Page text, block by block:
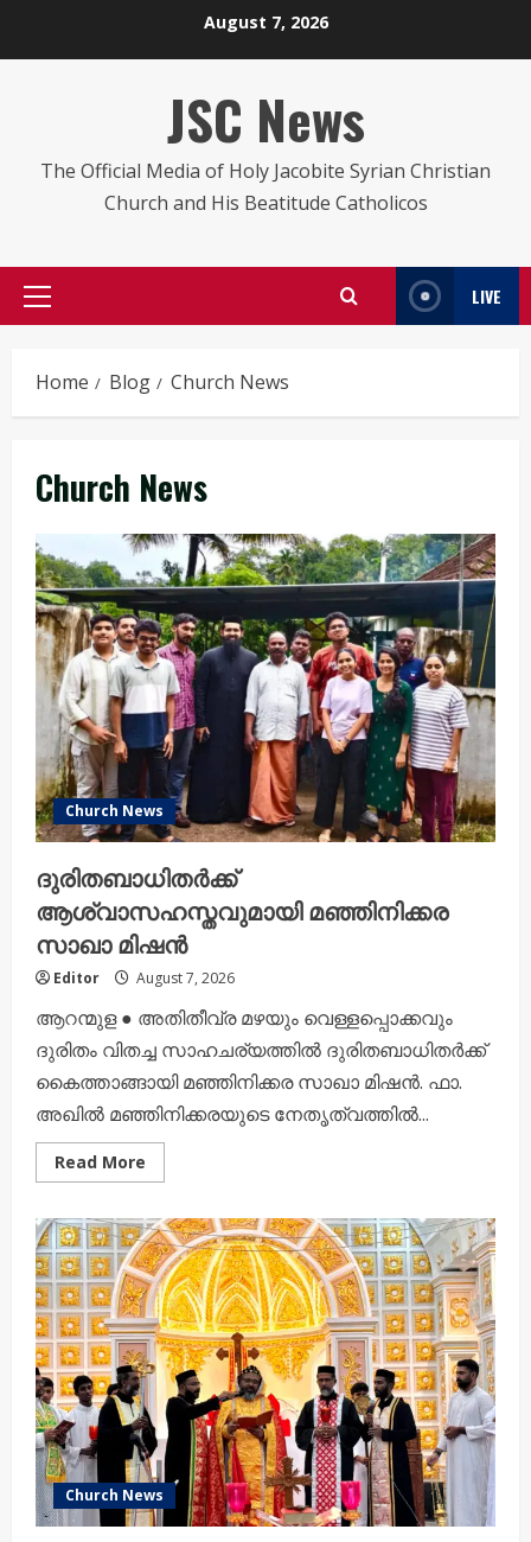
August 7, 2026
JSC News
The Official Media of Holy Jacobite Syrian Christian
Church and His Beatitude Catholicos
Primary
LIVE
Home Blog Church News
Church News
Church News
ദുരിതബാധിതർക്ക്
ആശ്വാസഹസ്തവുമായി മഞ്ഞിനിക്കര
സാഖാ മിഷൻ
Editor August 7, 2026
ആറന്മുള ● അതിതീവ്ര മഴയും വെള്ളപ്പൊക്കവും
ദുരിതം വിതച്ച സാഹചര്യത്തിൽ ദുരിതബാധിതർക്ക്
കൈത്താങ്ങായി മഞ്ഞിനിക്കര സാഖാ മിഷൻ. ഫാ.
അഖിൽ മഞ്ഞിനിക്കരയുടെ നേതൃത്വത്തിൽ...
Read More
more
ആശ്വാസഹസ്തവുമായി
മഞ്ഞിനിക്കര
സാഖാ
മിഷൻ
Church News